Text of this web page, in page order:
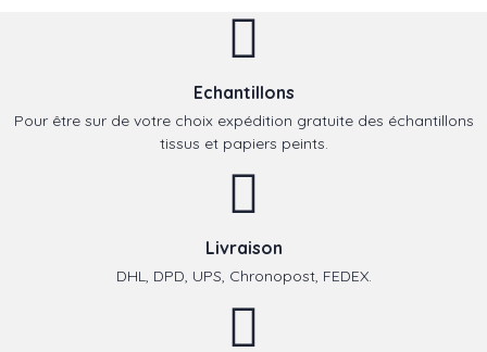
Echantillons
Pour être sur de votre choix expédition gratuite des échantillons
tissus et papiers peints.
Livraison
DHL, DPD, UPS, Chronopost, FEDEX.